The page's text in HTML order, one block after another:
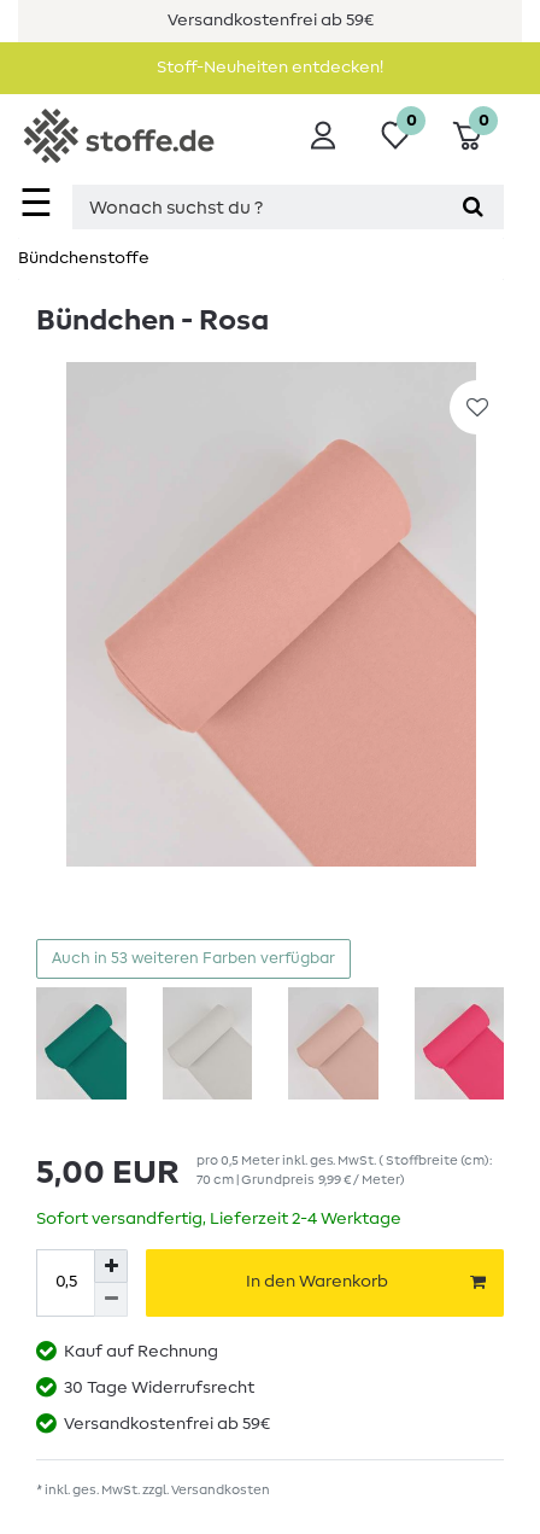
Versandkostenfrei ab 59€
Stoff-Neuheiten entdecken!
☰
0 0
Bündchenstoffe
Bündchen - Rosa
Auch in 53 weiteren Farben verfügbar
5,00 EUR pro0,5 Meterinkl. ges. MwSt. ( Stoffbreite (cm):
70 cm | Grundpreis 9,99 € / Meter)
Sofort versandfertig, Lieferzeit 2-4 Werktage
In den Warenkorb
Kauf auf Rechnung
30 Tage Widerrufsrecht
Versandkostenfrei ab 59€
* inkl. ges. MwSt. zzgl. Versandkosten